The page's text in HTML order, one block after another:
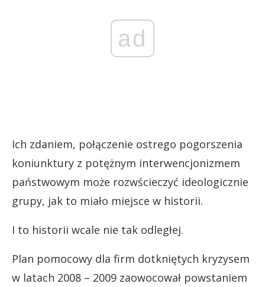
ad
Ich zdaniem, połączenie ostrego pogorszenia
koniunktury z potężnym interwencjonizmem
państwowym może rozwścieczyć ideologicznie
grupy, jak to miało miejsce w historii.
I to historii wcale nie tak odległej.
Plan pomocowy dla firm dotkniętych kryzysem
w latach 2008 – 2009 zaowocował powstaniem